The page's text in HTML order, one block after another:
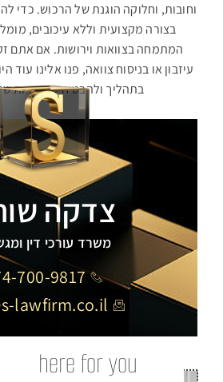
וחובות, וחלוקה הוגנת של הרכוש. כדי
בצורה מקצועית וללא עיכובים,
המתמחה בצוואות וירושות. אם אתם
עיזבון או בניסוח צוואה, פנו אלינו עוד
בתהליך ולהבטיח שהזכויות
צדקה
משרד עורכי דין
700-9817
lawfirm.co.il
here for you